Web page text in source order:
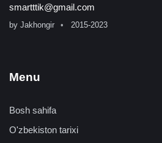
smartttik@gmail.com
by Jakhongir 2015-2023
Menu
Bosh sahifa
O'zbekiston tarixi